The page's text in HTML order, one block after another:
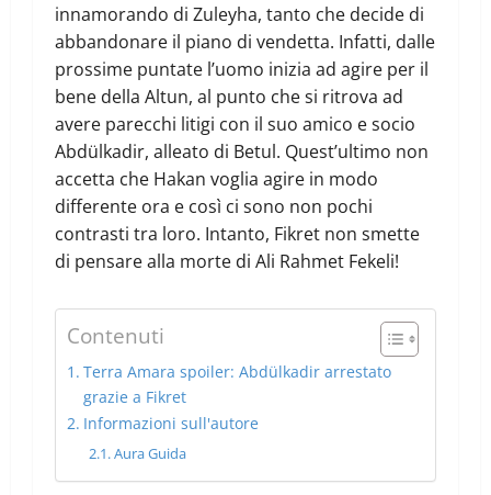
innamorando di Zuleyha, tanto che decide di
abbandonare il piano di vendetta. Infatti, dalle
prossime puntate l’uomo inizia ad agire per il
bene della Altun, al punto che si ritrova ad
avere parecchi litigi con il suo amico e socio
Abdülkadir, alleato di Betul. Quest’ultimo non
accetta che Hakan voglia agire in modo
differente ora e così ci sono non pochi
contrasti tra loro. Intanto, Fikret non smette
di pensare alla morte di Ali Rahmet Fekeli!
Contenuti
Terra Amara spoiler: Abdülkadir arrestato
grazie a Fikret
Informazioni sull'autore
Aura Guida